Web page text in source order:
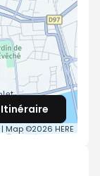
| Map ©2026 HERE
Itinéraire